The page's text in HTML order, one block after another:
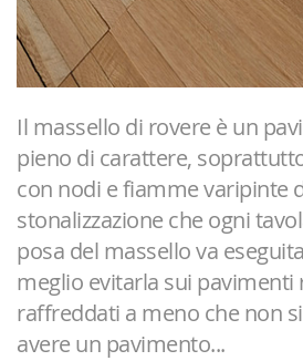
Il massello di rovere è un
pieno di carattere,
con nodi e fiamme varipinte
stonalizzazione che ogni
posa del massello va
meglio evitarla sui pavimenti
raffreddati a meno che non
avere un pavimento...